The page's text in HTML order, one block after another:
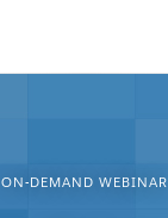
ON-DEMAND WEBINAR